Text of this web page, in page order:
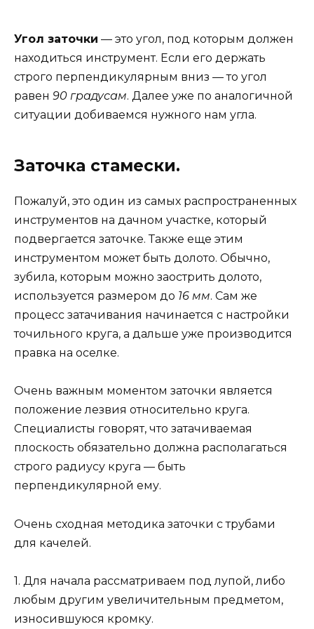
Угол заточки — это угол, под которым должен
находиться инструмент. Если его держать
строго перпендикулярным вниз — то угол
равен 90 градусам. Далее уже по аналогичной
ситуации добиваемся нужного нам угла.
Заточка стамески.
Пожалуй, это один из самых распространенных
инструментов на дачном участке, который
подвергается заточке. Также еще этим
инструментом может быть долото. Обычно,
зубила, которым можно заострить долото,
используется размером до 16 мм. Сам же
процесс затачивания начинается с настройки
точильного круга, а дальше уже производится
правка на оселке.
Очень важным моментом заточки является
положение лезвия относительно круга.
Специалисты говорят, что затачиваемая
плоскость обязательно должна располагаться
строго радиусу круга — быть
перпендикулярной ему.
Очень сходная методика заточки с трубами
для качелей.
1. Для начала рассматриваем под лупой, либо
любым другим увеличительным предметом,
износившуюся кромку.